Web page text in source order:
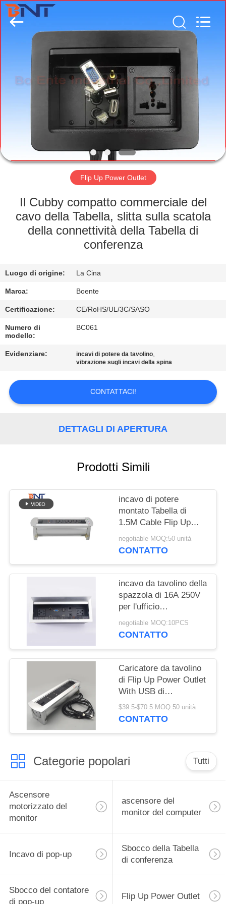
CASA
PRODOTTI
GIRO
FABBRICA
CONTROLLO
CONTATTICI
NOTIZIE
CASI
CONFERENCE
ROOM
SOLUTION
SITO
PRIVACY
POLICY
(Bo
Industrial
Flip Up Power Outlet
Il Cubby compatto commerciale del
cavo della Tabella, slitta sulla scatola
della connettività della Tabella di
conferenza
Luogo di origine: La Cina
Marca: Boente
Certificazione: CE/RoHS/UL/3C/SASO
Numero di
modello:
BC061
Evidenziare: incavi di potere da tavolino,
vibrazione sugli incavi della spina
CONTATTACI!
DETTAGLI DI APERTURA
Prodotti Simili
incavo di potere
montato Tabella di
1.5M Cable Flip Up
Power Outlet Motorized
negotiable MOQ:50 unità
CONTATTO
incavo da tavolino della
spazzola di 16A 250V
per l'ufficio
commerciale
negotiable MOQ:10PCS
CONTATTO
Caricatore da tavolino
di Flip Up Power Outlet
With USB di
multimedia
$39.5-$70.5 MOQ:50 unità
CONTATTO
Categorie popolari Tutti
Ascensore
motorizzato del
monitor
ascensore del
monitor del computer
Incavo di pop-up
Sbocco della Tabella
di conferenza
Sbocco del contatore
di pop-up
Flip Up Power Outlet